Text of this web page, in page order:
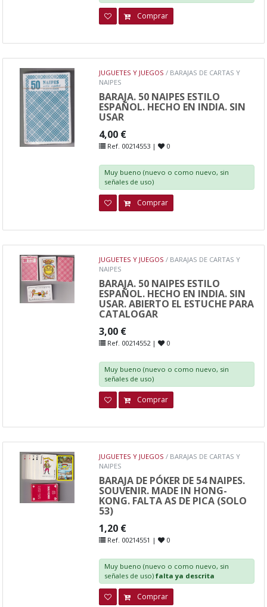
Comprar
JUGUETES Y JUEGOS / BARAJAS DE CARTAS Y
NAIPES
BARAJA. 50 NAIPES ESTILO
ESPAÑOL. HECHO EN INDIA. SIN
USAR
4,00 €
Ref. 00214553 | 0
Muy bueno (nuevo o como nuevo, sin
señales de uso)
Comprar
JUGUETES Y JUEGOS / BARAJAS DE CARTAS Y
NAIPES
BARAJA. 50 NAIPES ESTILO
ESPAÑOL. HECHO EN INDIA. SIN
USAR. ABIERTO EL ESTUCHE PARA
CATALOGAR
3,00 €
Ref. 00214552 | 0
Muy bueno (nuevo o como nuevo, sin
señales de uso)
Comprar
JUGUETES Y JUEGOS / BARAJAS DE CARTAS Y
NAIPES
BARAJA DE PÓKER DE 54 NAIPES.
SOUVENIR. MADE IN HONG-
KONG. FALTA AS DE PICA (SOLO
53)
1,20 €
Ref. 00214551 | 0
Muy bueno (nuevo o como nuevo, sin
señales de uso)falta ya descrita
Comprar